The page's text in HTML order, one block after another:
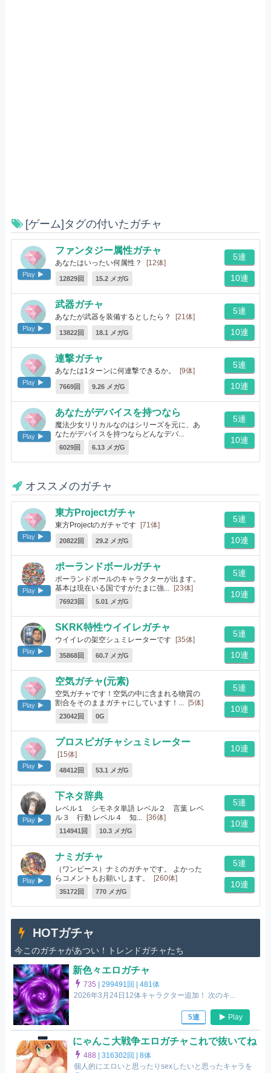
[ゲーム]タグの付いたガチャ
Play
ファンタジー属性ガチャ
あなたはいったい何属性？ [12体]
12829回 15.2 メガG
5連
10連
Play
武器ガチャ
あなたが武器を装備するとしたら？ [21体]
13822回 18.1 メガG
5連
10連
Play
連撃ガチャ
あなたは1ターンに何連撃できるか。 [9体]
7669回 9.26 メガG
5連
10連
Play
あなたがデバイスを持つなら
魔法少女リリカルなのはシリーズを元に、あ
なたがデバイスを持つならどんなデバ...
[10体]
6029回 6.13 メガG
5連
10連
オススメのガチャ
Play
東方Projectガチャ
東方Projectのガチャです [71体]
20822回 29.2 メガG
5連
10連
Play
ポーランドボールガチャ
ポーランドボールのキャラクターが出ます。
基本は現在いる国ですがたまに強...
[23体]
76923回 5.01 メガG
5連
10連
Play
SKRK特性ウイイレガチャ
ウイイレの架空シュミレーターです [35体]
35868回 60.7 メガG
5連
10連
Play
空気ガチャ(元素)
空気ガチャです！空気の中に含まれる物質の
割合をそのままガチャにしています！...
[5体]
23042回 0G
5連
10連
Play
プロスピガチャシュミレーター
[15体]
48412回 53.1 メガG
10連
Play
下ネタ辞典
レベル１ シモネタ単語 レベル２ 言葉 レベ
ル３ 行動 レベル４ 知...
[36体]
114941回 10.3 メガG
5連
10連
Play
ナミガチャ
（ワンピース）ナミのガチャです。 よかった
らコメントもお願いします。
[260体]
35172回 770 メガG
5連
10連
HOTガチャ
今このガチャがあつい！トレンドガチャたち
新色々エロガチャ
735 |299491回 |481体
2026年3月24日12体キャラクター追加！ 次のキ...
5連 Play
にゃんこ大戦争エロガチャこれで抜いてね
488 |316302回 |8体
個人的にエロいと思ったりsexしたいと思ったキャラを